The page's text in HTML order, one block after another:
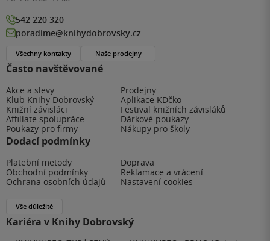
Často navštěvované
Akce a slevy
Prodejny
Klub Knihy Dobrovský
Aplikace KDčko
Knižní závisláci
Festival knižních závisláků
Affiliate spolupráce
Dárkové poukazy
Poukazy pro firmy
Nákupy pro školy
Dodací podmínky
Platební metody
Doprava
Obchodní podmínky
Reklamace a vrácení
Ochrana osobních údajů
Nastavení cookies
Vše důležité
Kariéra v Knihy Dobrovský
542 220 320
poradime@knihydobrovsky.cz
Všechny kontakty Naše prodejny